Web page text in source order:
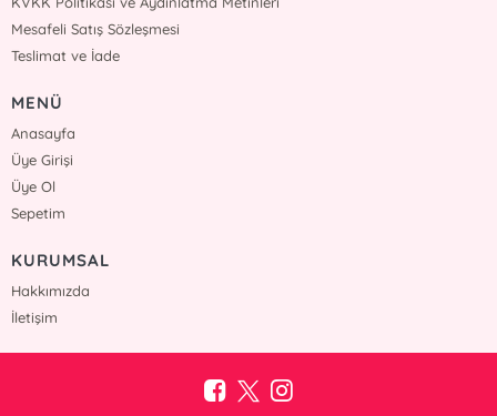
Mesafeli Satış Sözleşmesi
Teslimat ve İade
MENÜ
Anasayfa
Üye Girişi
Üye Ol
Sepetim
KURUMSAL
Hakkımızda
İletişim